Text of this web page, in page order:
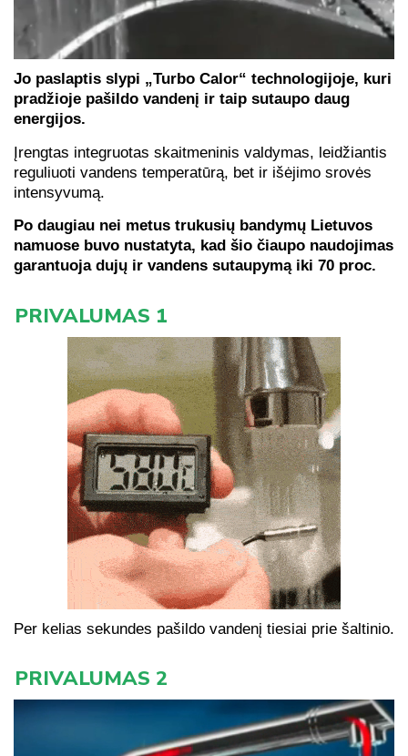
Jo paslaptis slypi „Turbo Calor“ technologijoje, kuri
pradžioje pašildo vandenį ir taip sutaupo daug
energijos.
Įrengtas integruotas skaitmeninis valdymas, leidžiantis
reguliuoti vandens temperatūrą, bet ir išėjimo srovės
intensyvumą.
Po daugiau nei metus trukusių bandymų Lietuvos
namuose buvo nustatyta, kad šio čiaupo naudojimas
garantuoja dujų ir vandens sutaupymą iki 70 proc.
PRIVALUMAS 1
Per kelias sekundes pašildo vandenį tiesiai prie šaltinio.
PRIVALUMAS 2